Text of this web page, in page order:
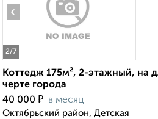
2/7
‹
Коттедж 175м², 2-этажный, на
черте города
40 000 ₽ в месяц
Октябрьский район, Детская